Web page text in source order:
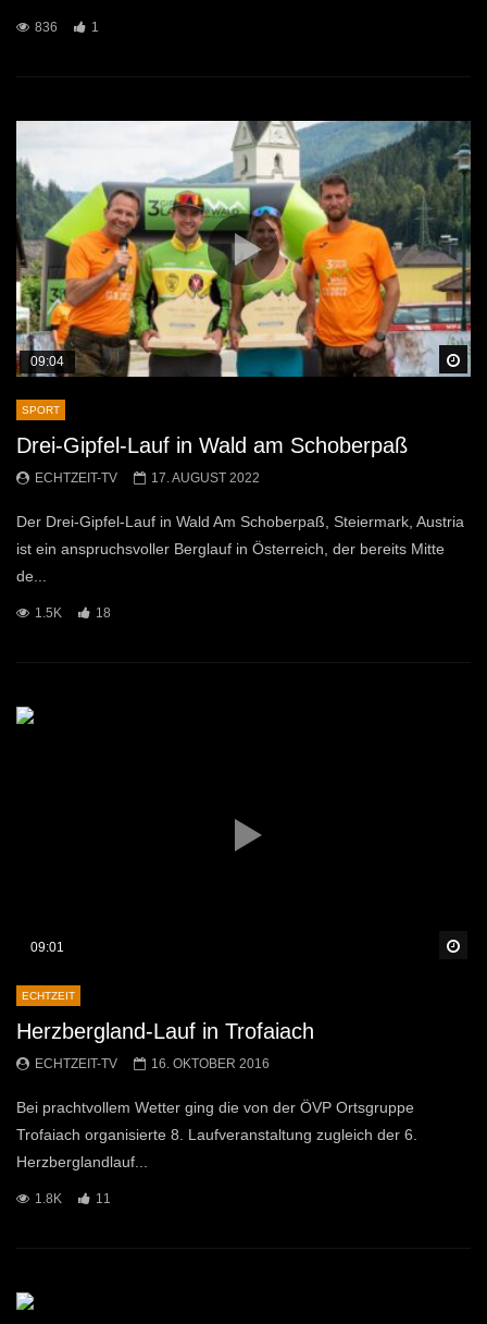
836 1
09:04
SPORT
Drei-Gipfel-Lauf in Wald am Schoberpaß
ECHTZEIT-TV 17. AUGUST 2022
Der Drei-Gipfel-Lauf in Wald Am Schoberpaß, Steiermark, Austria
ist ein anspruchsvoller Berglauf in Österreich, der bereits Mitte
de...
1.5K 18
09:01
ECHTZEIT
Herzbergland-Lauf in Trofaiach
ECHTZEIT-TV 16. OKTOBER 2016
Bei prachtvollem Wetter ging die von der ÖVP Ortsgruppe
Trofaiach organisierte 8. Laufveranstaltung zugleich der 6.
Herzberglandlauf...
1.8K 11